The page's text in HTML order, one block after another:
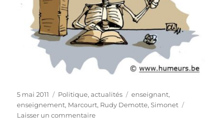
Publié
le
5 mai 2011 Catégories
Politique, actualités Étiquettes
enseignant,
enseignement, Marcourt, Rudy Demotte,Simonet
Laisser un commentairesur